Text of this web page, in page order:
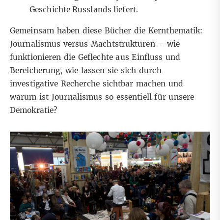
Geschichte Russlands liefert.
Gemeinsam haben diese Bücher die Kernthematik:
Journalismus versus Machtstrukturen – wie
funktionieren die Geflechte aus Einfluss und
Bereicherung, wie lassen sie sich durch
investigative Recherche sichtbar machen und
warum ist Journalismus so essentiell für unsere
Demokratie?